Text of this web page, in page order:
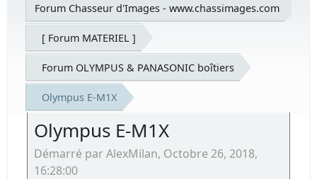
Forum Chasseur d'Images - www.chassimages.com
[ Forum MATERIEL ]
Forum OLYMPUS & PANASONIC boîtiers
Olympus E-M1X
Olympus E-M1X
Démarré par AlexMilan, Octobre 26, 2018,
16:28:00